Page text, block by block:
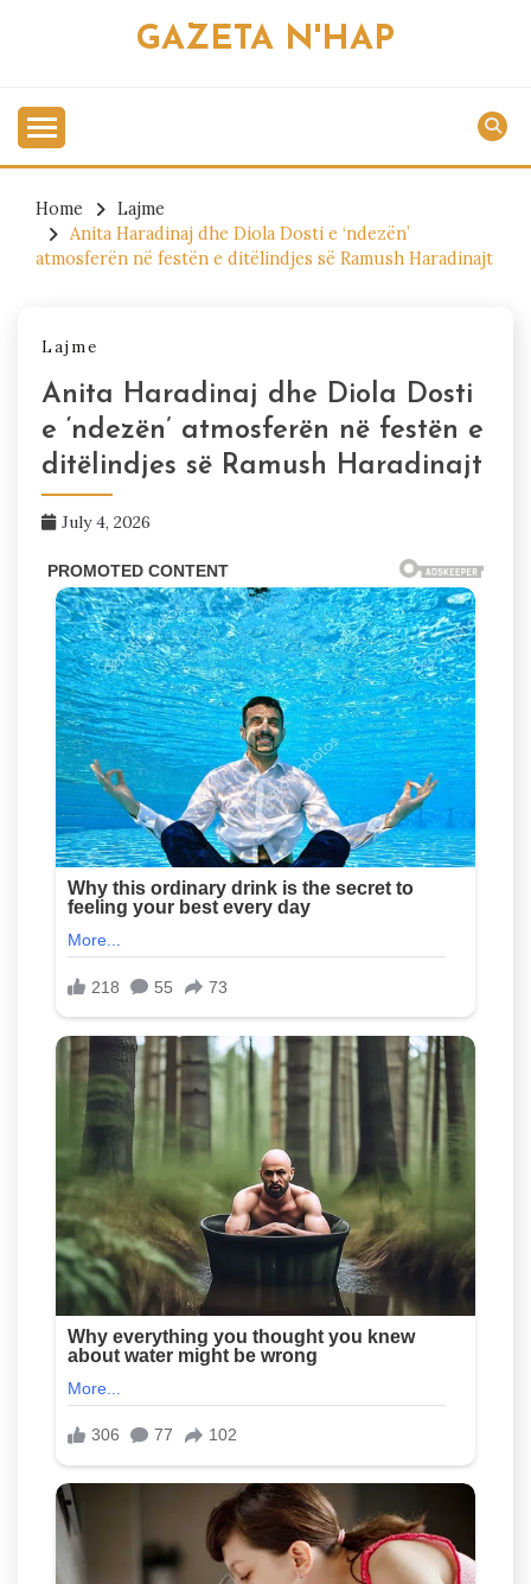
GAZETA N'HAP
Home
Lajme
Anita Haradinaj dhe Diola Dosti e ‘ndezën’
atmosferën në festën e ditëlindjes së Ramush Haradinajt
Lajme
Anita Haradinaj dhe Diola Dosti
e ‘ndezën’ atmosferën në festën e
ditëlindjes së Ramush Haradinajt
July 4, 2026